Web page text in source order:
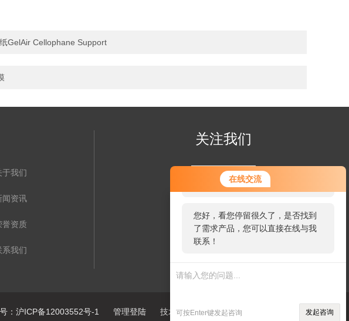
在线交流
您好！欢迎前来咨询，很高兴为您
服务，请问您要咨询什么问题呢？
您好，看您停留很久了，是否找到
了需求产品，您可以直接在线与我
联系！
可按Enter键发起咨询 发起咨询
GelAir Cellophane Support
于我们
闻资讯
誉资质
系我们
关注我们
欢迎您关注我们的微信公众号
：沪ICP备12003552号-1 管理登陆 技术支持：环保在线